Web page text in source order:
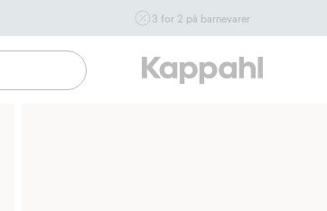
3 for 2 på barnevarer
inngår i tilbudet tom. 17/8 i butikk & online for deg som er
eller blir medlem. Kan ikke kombineres med andre tilbud
eller rabatter.